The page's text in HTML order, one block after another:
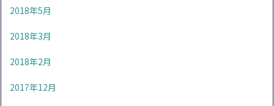
2018年5月
2018年3月
2018年2月
2017年12月